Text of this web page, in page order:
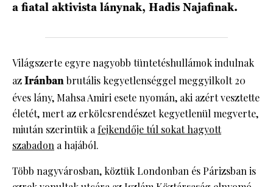
a fiatal aktivista lánynak, Hadis Najafinak.
Világszerte egyre nagyobb tüntetéshullámok indulnak
azIránbanbrutális kegyetlenséggel meggyilkolt 20
éves lány, Mahsa Amiri esete nyomán, aki azért vesztette
életét, mert az erkölcsrendészet kegyetlenül megverte,
miután szerintük afejkendője túl sokat hagyott
szabadon a hajából.
Több nagyvárosban, köztük Londonban és Párizsban is